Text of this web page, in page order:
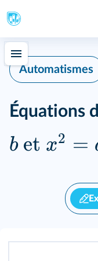
Automatismes
Équations
bet x2 =